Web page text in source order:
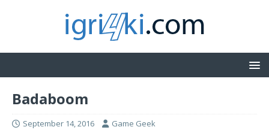
Badaboom
September 14, 2016 Game Geek